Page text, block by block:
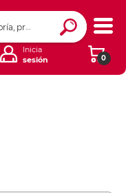
0
Inicia
sesión